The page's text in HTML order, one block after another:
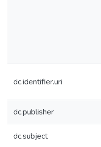
dc.identifier.uri
dc.publisher
dc.subject